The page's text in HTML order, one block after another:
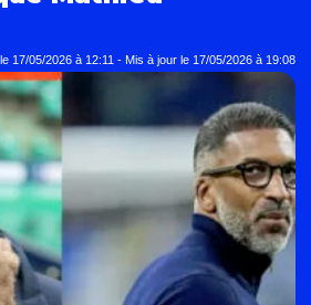
17/05/2026 à 12:11 - Mis à jour le 17/05/2026 à 19:08